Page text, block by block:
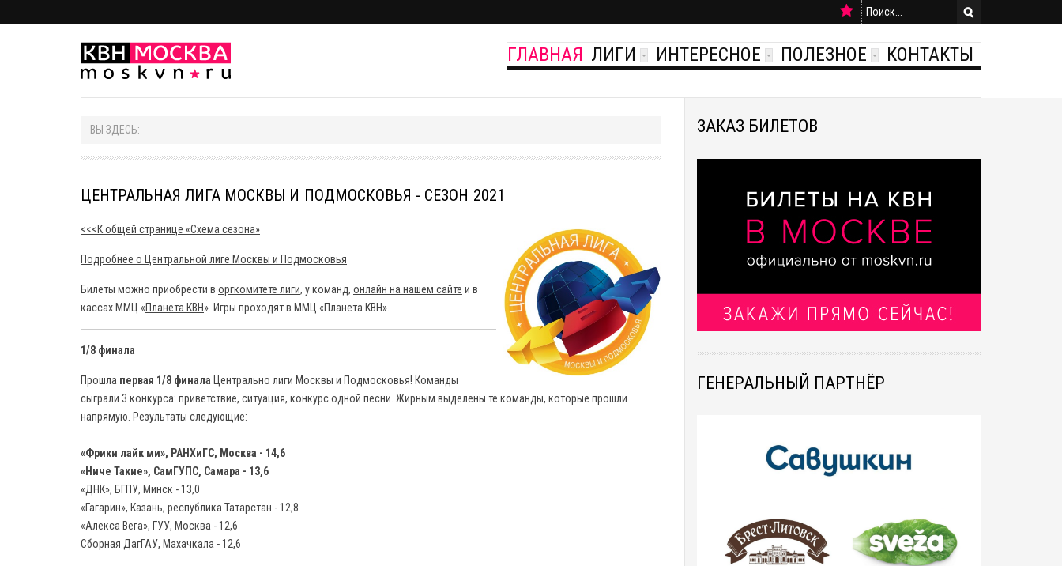
ГЛАВНАЯ ЛИГИ ИНТЕРЕСНОЕ ПОЛЕЗНОЕ КОНТАКТЫ
ВЫ ЗДЕСЬ:
ЦЕНТРАЛЬНАЯ ЛИГА МОСКВЫ И ПОДМОСКОВЬЯ - СЕЗОН 2021
<<<К общей странице «Схема сезона»
Подробнее о Центральной лиге Москвы и Подмосковья
Билеты можно приобрести в оргкомитете лиги, у команд, онлайн на нашем сайте и в
кассах ММЦ «Планета КВН». Игры проходят в ММЦ «Планета КВН».
1/8 финала
Прошла первая 1/8 финала Центрально лиги Москвы и Подмосковья! Команды
сыграли 3 конкурса: приветствие, ситуация, конкурс одной песни. Жирным выделены те команды, которые прошли
напрямую. Результаты следующие:
«Фрики лайк ми», РАНХиГС, Москва - 14,6
«Ниче Такие», СамГУПС, Самара - 13,6
«ДНК», БГПУ, Минск - 13,0
«Гагарин», Казань, республика Татарстан - 12,8
«Алекса Вега», ГУУ, Москва - 12,6
Сборная ДагГАУ, Махачкала - 12,6
ЗАКАЗ БИЛЕТОВ
ГЕНЕРАЛЬНЫЙ ПАРТНЁР